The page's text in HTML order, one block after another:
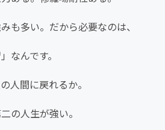
も多い。だから必要なのは、
なんです。
人間に戻れるか。
の人生が強い。